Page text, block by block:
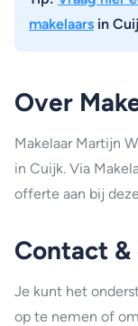
makelaars in
Over
Makelaar Martijn
in Cuijk. Via
offerte aan bij
Contact
Je kunt het
op te nemen of